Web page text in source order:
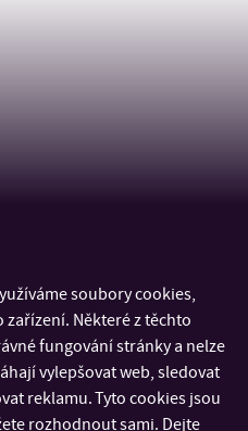
soubory cookies,
Některé z těchto
fungování stránky a nelze
vylepšovat web, sledovat
reklamu. Tyto cookies jsou
rozhodnout sami. Dejte